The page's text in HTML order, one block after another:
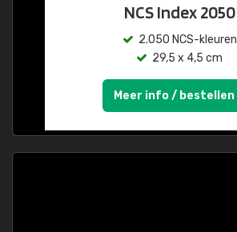
NCS Index 2050
2.050 NCS-kleuren
29,5 x 4,5 cm
Meer info / bestellen